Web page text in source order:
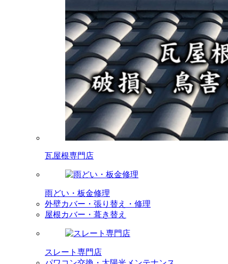
瓦屋根専門店
雨どい・板金修理
外壁カバー・張り替え・修理
屋根カバー・葺き替え
スレート専門店